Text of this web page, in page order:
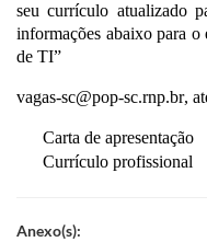
seu currículo atualizado
informações abaixo para o
de TI”
vagas-sc@pop-sc.rnp.br,
Carta de apresentação
Currículo profissional
Anexo(s):